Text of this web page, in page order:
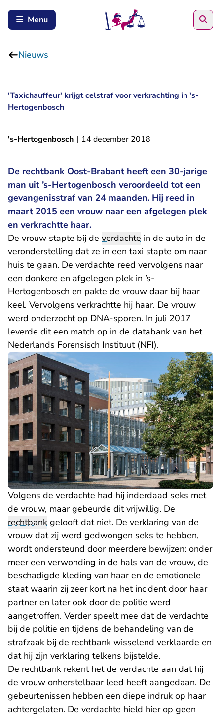
Menu
Nieuws
'Taxichauffeur' krijgt celstraf voor verkrachting in 's-
Hertogenbosch
's-Hertogenbosch | 14 december 2018
De rechtbank Oost-Brabant heeft een 30-jarige
man uit ’s-Hertogenbosch veroordeeld tot een
gevangenisstraf van 24 maanden. Hij reed in
maart 2015 een vrouw naar een afgelegen plek
en verkrachtte haar.
De vrouw stapte bij de verdachte in de auto in de
veronderstelling dat ze in een taxi stapte om naar
huis te gaan. De verdachte reed vervolgens naar
een donkere en afgelegen plek in ’s-
Hertogenbosch en pakte de vrouw daar bij haar
keel. Vervolgens verkrachtte hij haar. De vrouw
werd onderzocht op DNA-sporen. In juli 2017
leverde dit een match op in de databank van het
Nederlands Forensisch Instituut (NFI).
Volgens de verdachte had hij inderdaad seks met
de vrouw, maar gebeurde dit vrijwillig. De
rechtbank gelooft dat niet. De verklaring van de
vrouw dat zij werd gedwongen seks te hebben,
wordt ondersteund door meerdere bewijzen: onder
meer een verwonding in de hals van de vrouw, de
beschadigde kleding van haar en de emotionele
staat waarin zij zeer kort na het incident door haar
partner en later ook door de politie werd
aangetroffen. Verder speelt mee dat de verdachte
bij de politie en tijdens de behandeling van de
strafzaak bij de rechtbank wisselend verklaarde en
dat hij zijn verklaring telkens bijstelde.
De rechtbank rekent het de verdachte aan dat hij
de vrouw onherstelbaar leed heeft aangedaan. De
gebeurtenissen hebben een diepe indruk op haar
achtergelaten. De verdachte hield hier op geen